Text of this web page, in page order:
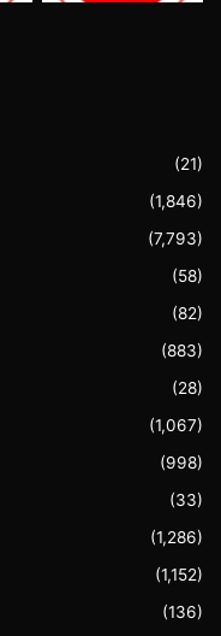
(21)
(1,846)
(7,793)
(58)
(82)
(883)
(28)
(1,067)
(998)
(33)
(1,286)
(1,152)
(136)